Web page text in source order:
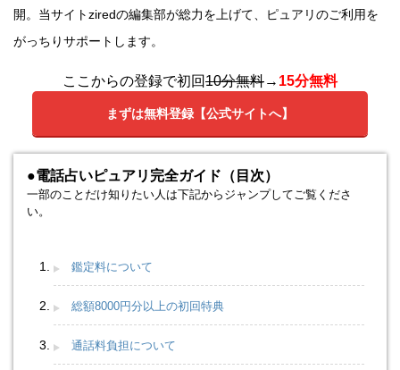
開。当サイトziredの編集部が総力を上げて、ピュアリのご利用を
がっちりサポートします。
ここからの登録で初回10分無料→ 15分無料
まずは無料登録【公式サイトへ】
●電話占いピュアリ完全ガイド（目次）
一部のことだけ知りたい人は下記からジャンプしてご覧くださ
い。
鑑定料について
総額8000円分以上の初回特典
通話料負担について